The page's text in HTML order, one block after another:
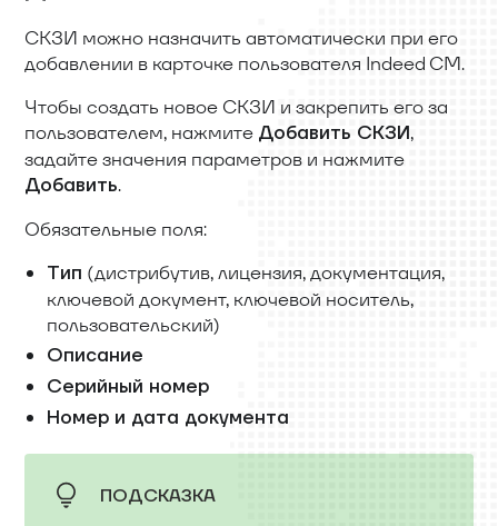
СКЗИ можно назначить автоматически при его
добавлении в карточке пользователя Indeed CM.
Чтобы создать новое СКЗИ и закрепить его за
пользователем, нажмите Добавить СКЗИ,
задайте значения параметров и нажмите
Добавить.
Обязательные поля:
Тип (дистрибутив, лицензия, документация,
ключевой документ, ключевой носитель,
пользовательский)
Описание
Серийный номер
Номер и дата документа
ПОДСКАЗКА